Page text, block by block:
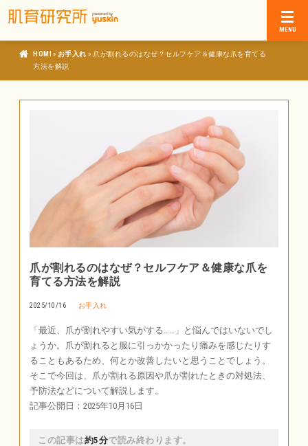
肌育研究所
» お手入れ » 爪が割れるのはなぜ？セルフケア＆健康な爪を育てる
方法を解説
爪が割れるのはなぜ？セルフケア＆健康な爪を
育てる方法を解説
2025/10/16 お手入れ
「最近、爪が割れやすい気がする……」と悩んではいないでし
ょうか。爪が割れると服に引っかかったり痛みを感じたりす
ることもあるため、何とか改善したいと思うことでしょう。
そこで今回は、爪が割れる原因や爪が割れたときの対処法、
予防法などについて解説します。
記事公開日：2025年10月16日
この記事は約5分で読み終わります。